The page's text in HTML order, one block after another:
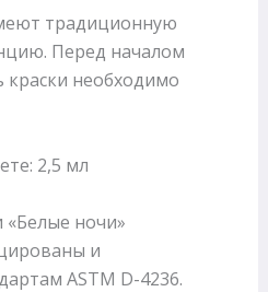
традиционную
Перед началом
краски необходимо
2,5 мл
«Белые ночи»
и
ASTM D-4236.